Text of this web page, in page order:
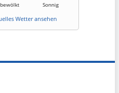
Sonnig
Wetter ansehen